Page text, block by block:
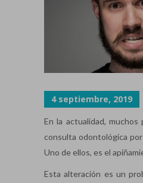
4 septiembre, 2019
En la actualidad,
consulta odontológica
Uno de ellos, es el
Esta alteración es un